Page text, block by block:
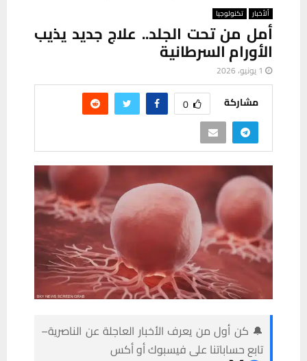
ألأخبار تكنولوجيا
أمل من تحت الجلد.. علاج جديد يذيب
الأورام السرطانية
1 يونيو، 2026
مشاركة 0
🔔 كن أول من يعرف الأخبار العاجلة عن الناصرية–
تابع حساباتنا على فيسبوك أو أكس